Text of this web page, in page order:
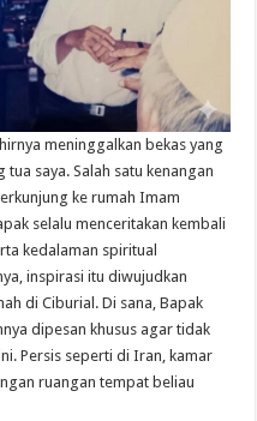
meninggalkan bekas yang
saya. Salah satu kenangan
ke rumah Imam
selalu menceritakan kembali
kedalaman spiritual
inspirasi itu diwujudkan
di Ciburial. Di sana, Bapak
dipesan khusus agar tidak
Persis seperti di Iran, kamar
ruangan tempat beliau